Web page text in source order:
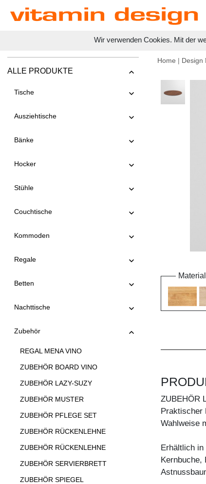
Wir verwenden Cookies. Mit der
ALLE PRODUKTE
Tische
Ausziehtische
Bänke
Hocker
Stühle
Couchtische
Kommoden
Regale
Betten
Nachttische
Zubehör
REGAL MENA VINO
ZUBEHÖR BOARD VINO
ZUBEHÖR LAZY-SUZY
ZUBEHÖR MUSTER
ZUBEHÖR PFLEGE SET
ZUBEHÖR RÜCKENLEHNE
ZUBEHÖR RÜCKENLEHNE
ZUBEHÖR SERVIERBRETT
ZUBEHÖR SPIEGEL
Home | Design
Material
ZUBEHÖR
Praktischer
Wahlweise
Erhältlich in
Kernbuche,